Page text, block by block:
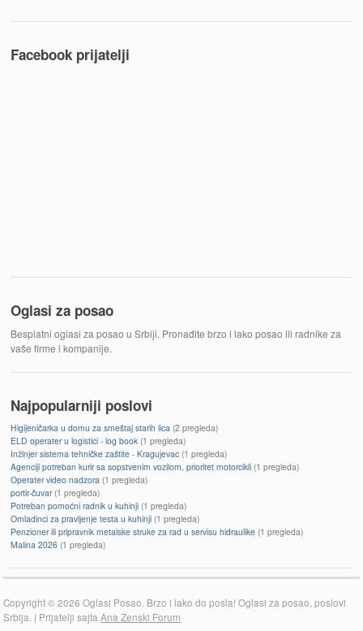
Facebook prijatelji
Oglasi za posao
Besplatni oglasi za posao u Srbiji. Pronađite brzo i lako posao ili radnike za
vaše firme i kompanije.
Najpopularniji poslovi
Higijeničarka u domu za smeštaj starih lica (2 pregleda)
ELD operater u logistici - log book (1 pregleda)
Inžinjer sistema tehničke zaštite - Kragujevac (1 pregleda)
Agenciji potreban kurir sa sopstvenim vozilom, prioritet motorcikli (1 pregleda)
Operater video nadzora (1 pregleda)
portir-čuvar(1 pregleda)
Potreban pomoćni radnik u kuhinji (1 pregleda)
Omladinci za pravljenje testa u kuhinji (1 pregleda)
Penzioner ili pripravnik metalske struke za rad u servisu hidraulike (1 pregleda)
Malina 2026 (1 pregleda)
Copyright © 2026 Oglasi Posao. Brzo i lako do posla! Oglasi za posao, poslovi
Srbija. | Prijatelji sajtaAna Zenski Forum